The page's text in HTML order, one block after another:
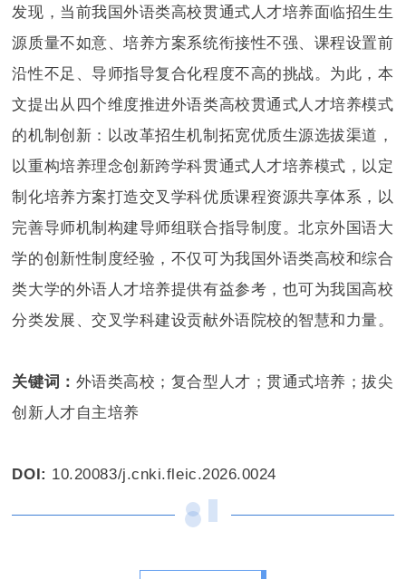
发现，当前我国外语类高校贯通式人才培养面临招生生
源质量不如意、培养方案系统衔接性不强、课程设置前
沿性不足、导师指导复合化程度不高的挑战。为此，本
文提出从四个维度推进外语类高校贯通式人才培养模式
的机制创新：以改革招生机制拓宽优质生源选拔渠道，
以重构培养理念创新跨学科贯通式人才培养模式，以定
制化培养方案打造交叉学科优质课程资源共享体系，以
完善导师机制构建导师组联合指导制度。北京外国语大
学的创新性制度经验，不仅可为我国外语类高校和综合
类大学的外语人才培养提供有益参考，也可为我国高校
分类发展、交叉学科建设贡献外语院校的智慧和力量。
关键词： 外语类高校；复合型人才；贯通式培养；拔尖
创新人才自主培养
DOI: 10.20083/j.cnki.fleic.2026.0024